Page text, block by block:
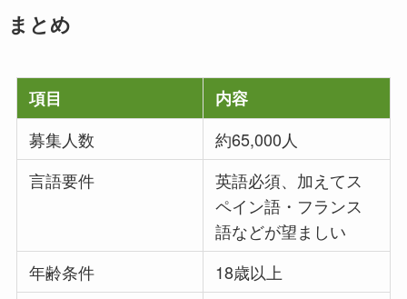
まとめ
項目
内容
募集人数
約65,000人
言語要件
英語必須、加えてス
ペイン語・フランス
語などが望ましい
年齢条件
18歳以上